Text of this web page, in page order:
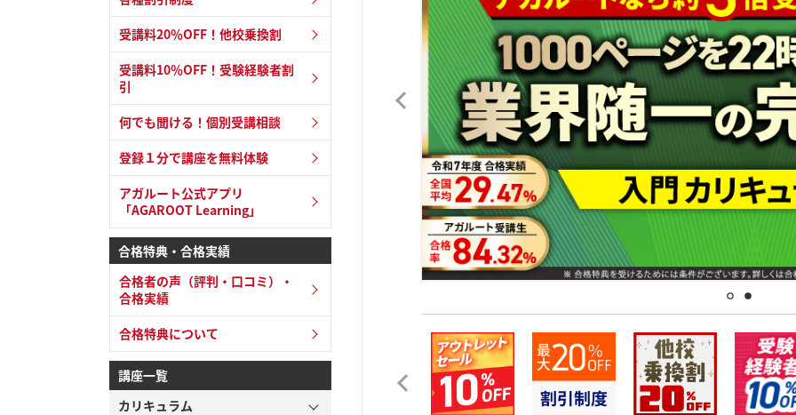
受講料20％OFF！他校乗換割
受講料10％OFF！受験経験者割
引
何でも聞ける！個別受講相談
登録１分で講座を無料体験
アガルート公式アプリ
「AGAROOT Learning」
合格特典・合格実績
合格者の声（評判・口コミ）・
合格実績
合格特典について
講座一覧
カリキュラム